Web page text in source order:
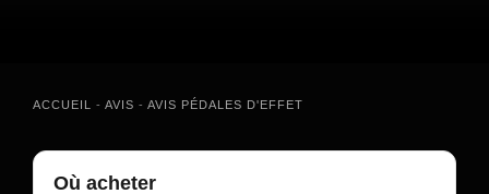
ACCUEIL - AVIS - AVIS PÉDALES D'EFFET
Où acheter